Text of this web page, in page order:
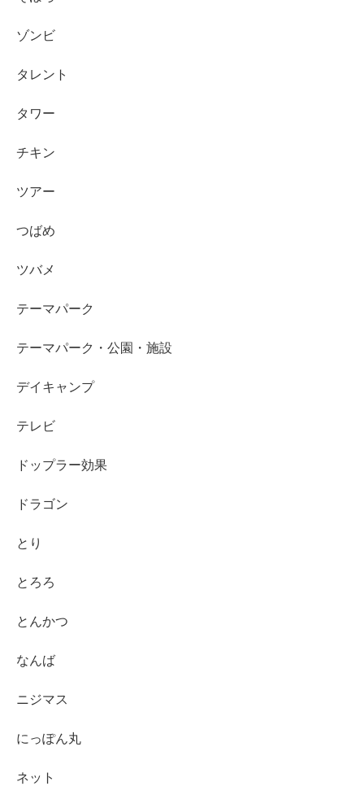
ゾンビ
タレント
タワー
チキン
ツアー
つばめ
ツバメ
テーマパーク
テーマパーク・公園・施設
デイキャンプ
テレビ
ドップラー効果
ドラゴン
とり
とろろ
とんかつ
なんば
ニジマス
にっぽん丸
ネット